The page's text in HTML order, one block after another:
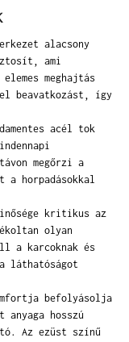
alacsony
ami
meghajtás
beavatkozást, így
acél tok
megőrzi a
a horpadásokkal
kritikus az
olyan
a karcoknak és
láthatóságot
befolyásolja
hosszú
Az ezüst színű